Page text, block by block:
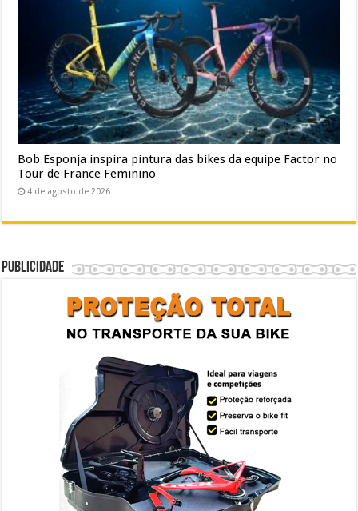
Bob Esponja inspira pintura das bikes da equipe Factor no
Tour de France Feminino
4 de agosto de 2026
Publicidade